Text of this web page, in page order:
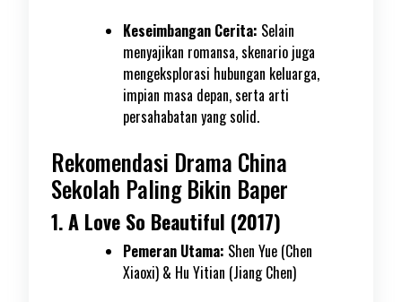
Keseimbangan Cerita: Selain
menyajikan romansa, skenario juga
mengeksplorasi hubungan keluarga,
impian masa depan, serta arti
persahabatan yang solid.
Rekomendasi Drama China
Sekolah Paling Bikin Baper
1. A Love So Beautiful (2017)
Pemeran Utama: Shen Yue (Chen
Xiaoxi) & Hu Yitian (Jiang Chen)